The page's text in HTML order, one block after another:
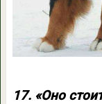
17. «Оно